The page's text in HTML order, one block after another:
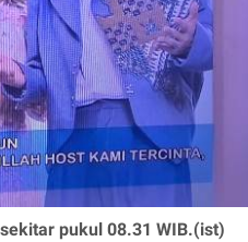
pukul 08.31 WIB.(ist)